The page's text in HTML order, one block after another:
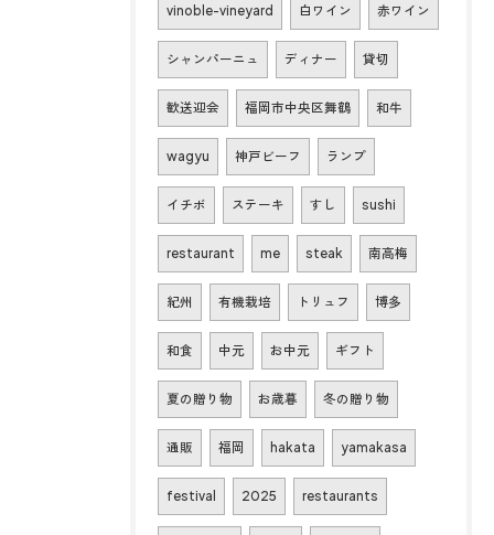
vinoble-vineyard 白ワイン 赤ワイン
シャンパーニュ ディナー 貸切
歓送迎会 福岡市中央区舞鶴 和牛
wagyu 神戸ビーフ ランプ
イチボ ステーキ すし sushi
restaurant me steak 南高梅
紀州 有機栽培 トリュフ 博多
和食 中元 お中元 ギフト
夏の贈り物 お歳暮 冬の贈り物
通販 福岡 hakata yamakasa
festival 2025 restaurants